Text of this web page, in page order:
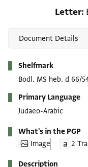
Letter
Shelfmark
Bodl. MS heb. d 66/
Primary Language
Judaeo-Arabic
What's in the PGP
Image
2
Description